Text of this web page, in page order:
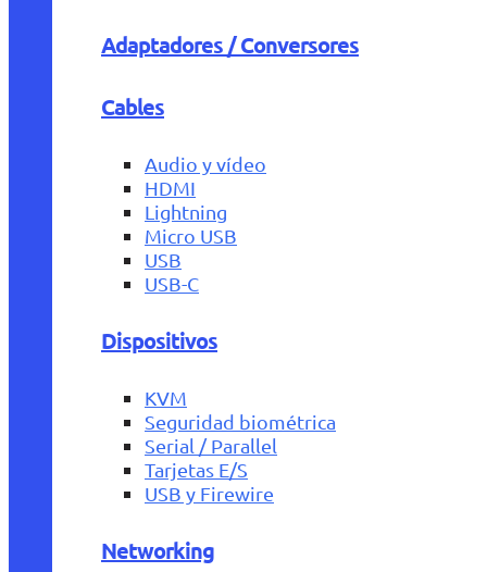
Adaptadores / Conversores
Cables
Audio y vídeo
HDMI
Lightning
Micro USB
USB
USB-C
Dispositivos
KVM
Seguridad biométrica
Serial / Parallel
Tarjetas E/S
USB y Firewire
Networking